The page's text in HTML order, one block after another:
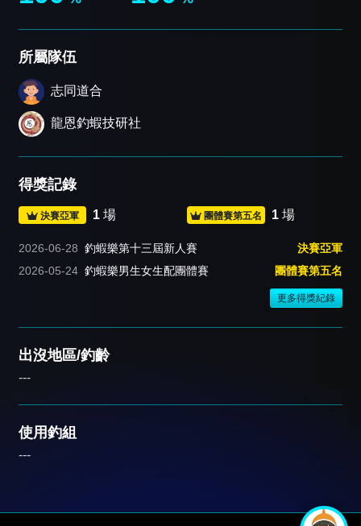
所屬隊伍
志同道合
龍恩釣蝦技研社
得獎記錄
決賽亞軍 1 場 團體賽第五名 1 場
2026-06-28 釣蝦樂第十三屆新人賽
決賽亞軍
2026-05-24 釣蝦樂男生女生配團體賽 團體賽第五名
更多得獎紀錄
出沒地區/釣齡
---
使用釣組
---